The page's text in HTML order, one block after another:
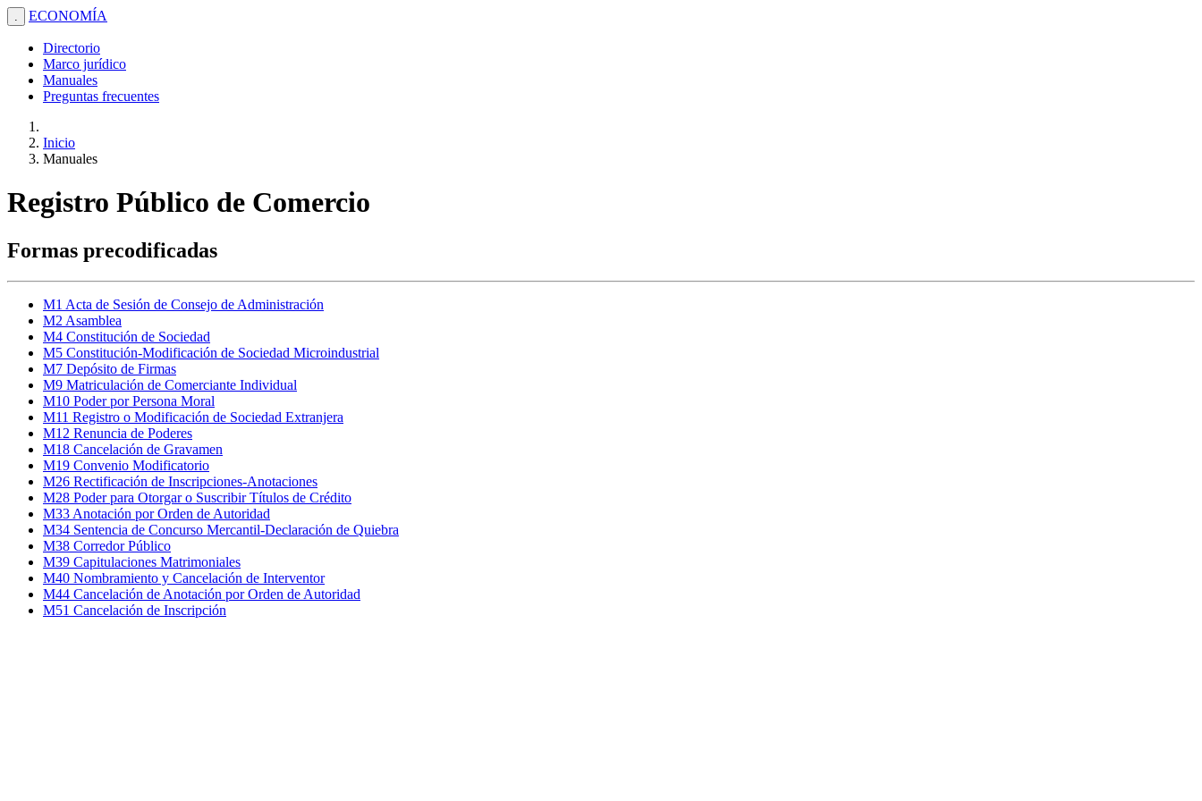
. ECONOMÍA
Directorio
Marco jurídico
Manuales
Preguntas frecuentes
Inicio
Manuales
Registro Público de Comercio
Formas precodificadas
M1 Acta de Sesión de Consejo de Administración
M2 Asamblea
M4 Constitución de Sociedad
M5 Constitución-Modificación de Sociedad Microindustrial
M7 Depósito de Firmas
M9 Matriculación de Comerciante Individual
M10 Poder por Persona Moral
M11 Registro o Modificación de Sociedad Extranjera
M12 Renuncia de Poderes
M18 Cancelación de Gravamen
M19 Convenio Modificatorio
M26 Rectificación de Inscripciones-Anotaciones
M28 Poder para Otorgar o Suscribir Títulos de Crédito
M33 Anotación por Orden de Autoridad
M34 Sentencia de Concurso Mercantil-Declaración de Quiebra
M38 Corredor Público
M39 Capitulaciones Matrimoniales
M40 Nombramiento y Cancelación de Interventor
M44 Cancelación de Anotación por Orden de Autoridad
M51 Cancelación de Inscripción